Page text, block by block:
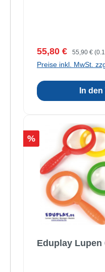
Verkaufspreis:
55,80 € Regulärer
55,90 €
Preise inkl. MwSt.
In
Rabatt
%
Eduplay Lupen